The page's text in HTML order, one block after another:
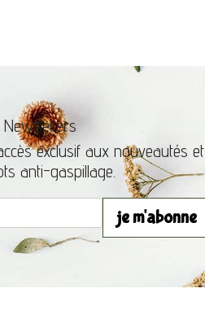
Newsletters
exclusif aux nouveautés et
anti-gaspillage.